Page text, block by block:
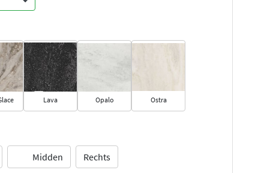
Lava Opalo Ostra
Midden Rechts